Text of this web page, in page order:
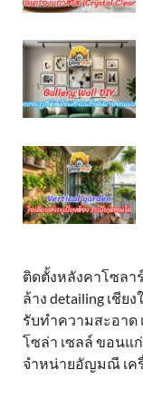
ติดตั้งหลังคาโซลา
ล้าง detailing เชียง
รับทำความสะอาด
โซล่า เซลล์ ขอนแ
จำหน่ายอัญมณี เค